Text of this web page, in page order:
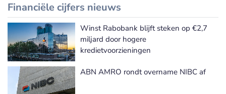
Financiële cijfers nieuws
Meer Financiële cijfers nieuws
Winst Rabobank blijft steken op €2,7
miljard door hogere
kredietvoorzieningen
ABN AMRO rondt overname NIBC af